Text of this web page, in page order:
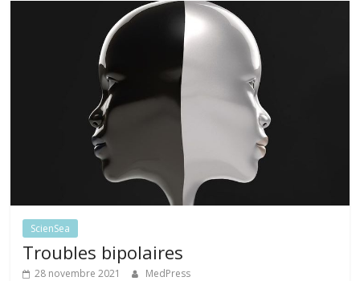
ScienSea
Troubles bipolaires
28 novembre 2021 MedPress